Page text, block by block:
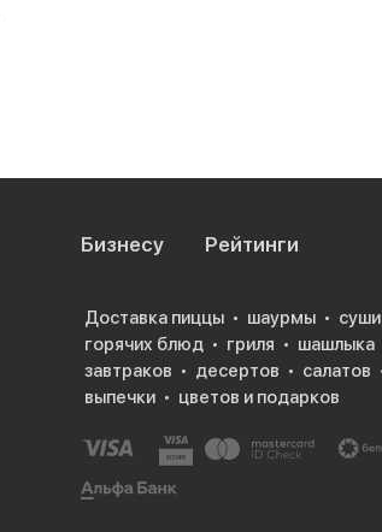
Бизнесу Рейтинги
Доставка пиццы шаурмы суши
горячих блюд
гриля шашлыка
завтраков
десертов салатов
выпечки
цветов и подарков